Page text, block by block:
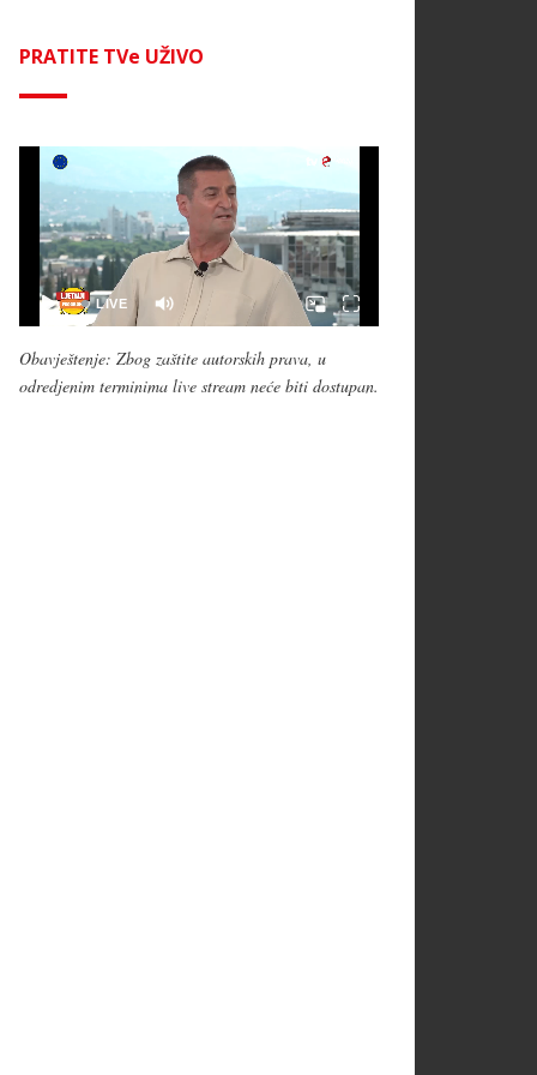
PRATITE TVe UŽIVO
Obavještenje: Zbog zaštite autorskih prava, u
odredjenim terminima live stream neće biti dostupan.